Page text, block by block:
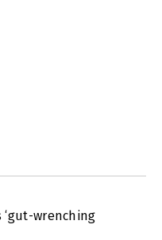
‘gut-wrenching